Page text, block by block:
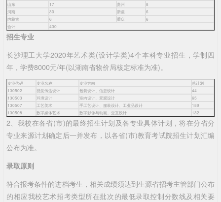
山东
17 贵州
8
河南
30 新疆
6
内蒙古
6 重庆
6
合计
430
招生专业
长沙理工大学2020年艺术类(设计学类)4个本科专业招生，学制四
年，学费8000元/年(以湖南省物价局核定标准为准)。
专业代码 专业名称 专业方向
总计划
130502
视觉传达设计 包装设计、信息设计
44
130503
环境设计 室内设计、景观设计
65
130507
工艺美术 手工艺设计、服装设计、工业品设计
189
130508
数字媒体艺术 数字影像与动画、交互设计 132
2、我校在各省(市)的最终招生计划及各专业具体计划，将在分省分
专业来源计划确定后一并发布，以各省(市)教育考试院招生计划汇编
公布为准。
录取原则
符合报考条件的进档考生，相关成绩须达到生源省招考主管部门公布
的相应我校艺术招考类型所在批次的最低录取控制分数线及相关要